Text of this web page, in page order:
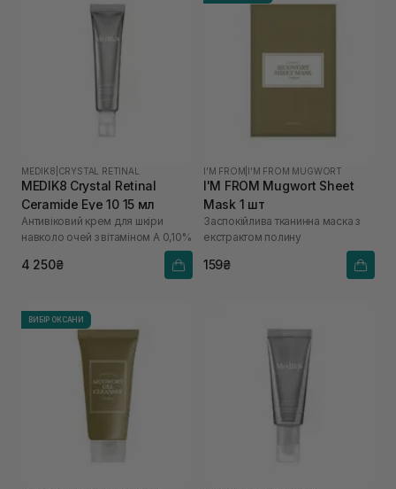
MEDIK8 CRYSTAL RETINAL
MEDIK8 Crystal Retinal
Ceramide Eye 10 15 мл
Антивіковий крем для шкіри
навколо очей з вітаміном А 0,10%
4 250₴
I'M FROM I'M FROM MUGWORT
I'M FROM Mugwort Sheet
Mask 1 шт
Заспокійлива тканинна маска з
екстрактом полину
159₴
ВИБІР ОКСАНИ